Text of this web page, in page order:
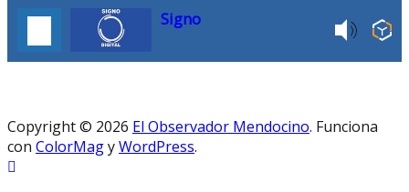
Signo
Copyright © 2026 El Observador Mendocino. Funciona
con ColorMagyWordPress.